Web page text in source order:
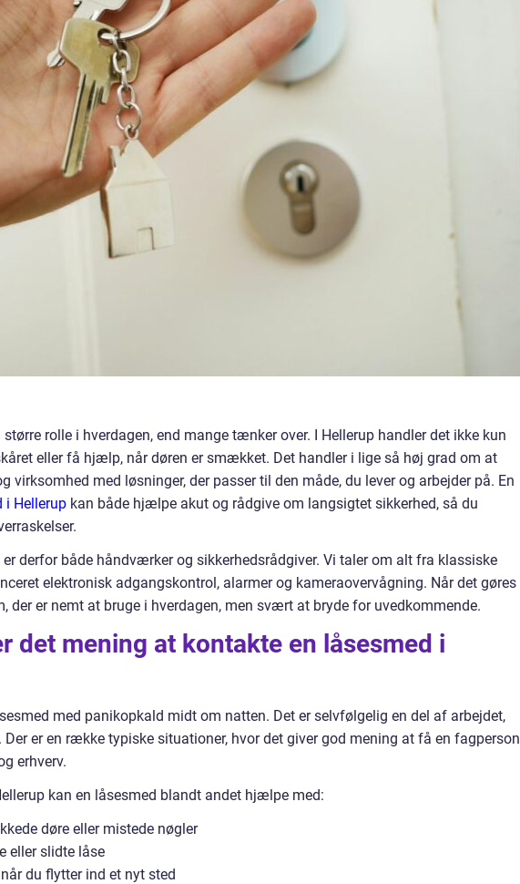
rolle i hverdagen, end mange tænker over. I Hellerup handler det ikke kun
eller få hjælp, når døren er smækket. Det handler i lige så høj grad om at
virksomhed med løsninger, der passer til den måde, du lever og arbejder på. En
i Hellerup kan både hjælpe akut og rådgive om langsigtet sikkerhed, så du
er derfor både håndværker og sikkerhedsrådgiver. Vi taler om alt fra klassiske
elektronisk adgangskontrol, alarmer og kameraovervågning. Når det gøres
der er nemt at bruge i hverdagen, men svært at bryde for uvedkommende.
det mening at kontakte en låsesmed i
med panikopkald midt om natten. Det er selvfølgelig en del af arbejdet,
er en række typiske situationer, hvor det giver god mening at få en fagperson
erhverv.
kan en låsesmed blandt andet hjælpe med:
døre eller mistede nøgler
eller slidte låse
du flytter ind et nyt sted